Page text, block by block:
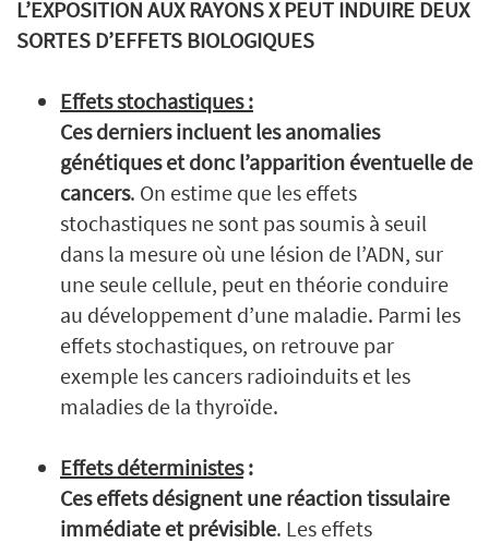
L’EXPOSITION AUX RAYONS X PEUT INDUIRE DEUX
SORTES D’EFFETS BIOLOGIQUES
Effets stochastiques :
Ces derniers incluent les anomalies
génétiques et donc l’apparition éventuelle de
cancers. On estime que les effets
stochastiques ne sont pas soumis à seuil
dans la mesure où une lésion de l’ADN, sur
une seule cellule, peut en théorie conduire
au développement d’une maladie. Parmi les
effets stochastiques, on retrouve par
exemple les cancers radioinduits et les
maladies de la thyroïde.
Effets déterministes:
Ces effets désignent une réaction tissulaire
immédiate et prévisible. Les effets